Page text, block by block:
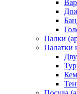
Палки
Палатки